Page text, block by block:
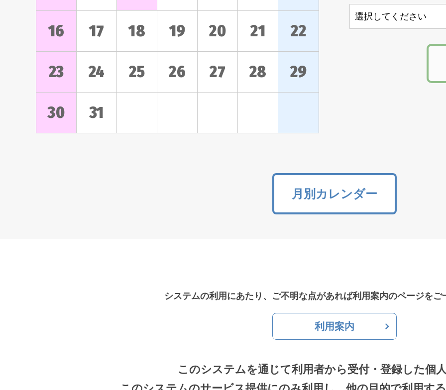
16 17 18 19 20 21 22
23 24 25 26 27 28 29
30 31
月別カレンダー
システムの利用にあたり、ご不明な点があれば利用案内のページをご
利用案内
このシステムを通じて利用者から受付・登録した個